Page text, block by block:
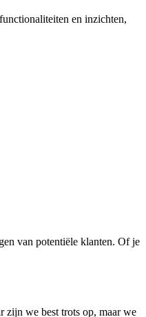
en inzichten,
van potentiële klanten. Of je
zijn we best trots op, maar we